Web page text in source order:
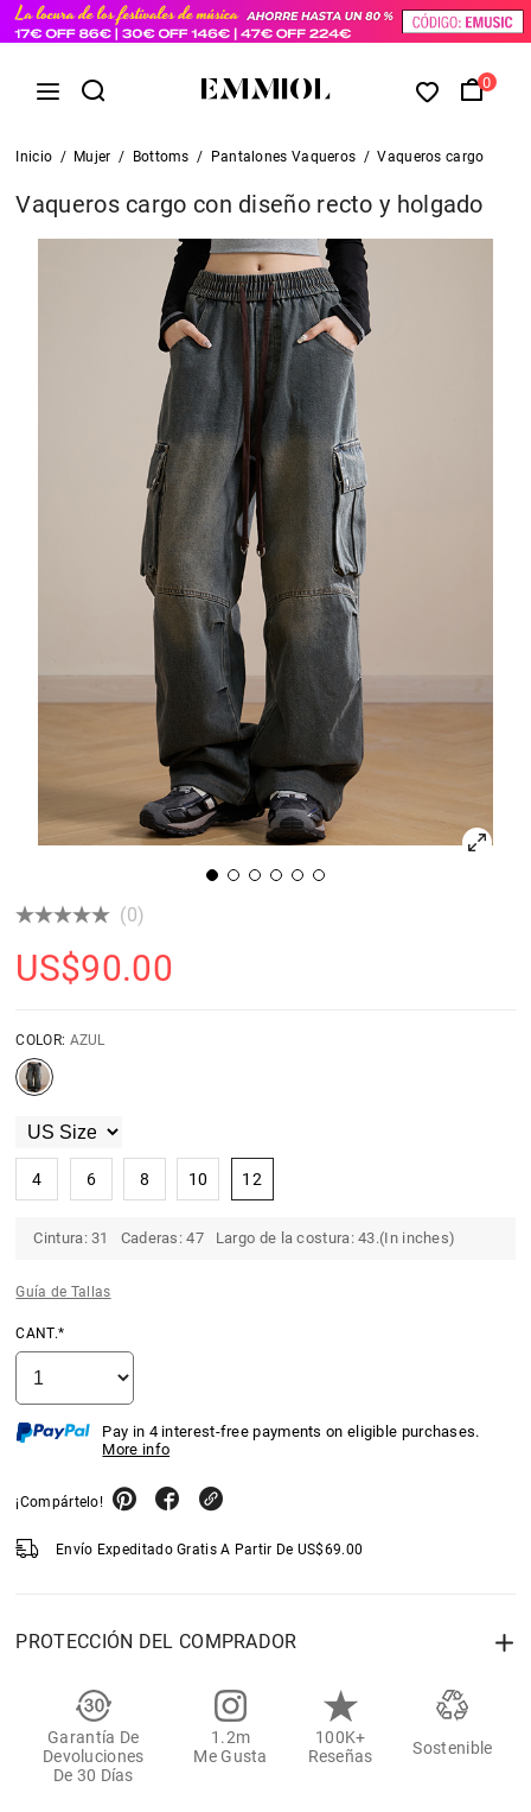
0
Inicio / Mujer / Bottoms / Pantalones Vaqueros / Vaqueros cargo
Vaqueros cargo con diseño recto y holgado
(0)
US$90.00
COLOR: AZUL
4 6 8 10 12
Cintura: 31 Caderas: 47 Largo de la costura: 43.(In inches)
Guía de Tallas
CANT.*
Pay in 4 interest-free payments on eligible purchases.
More info
¡Compártelo!
Envío Expeditado Gratis A Partir De US$69.00
PROTECCIÓN DEL COMPRADOR
Garantía De
Devoluciones
De 30 Días
1.2m
Me Gusta
100K+
Reseñas
Sostenible